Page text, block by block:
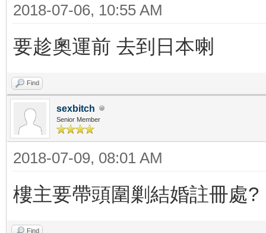
2018-07-06, 10:55 AM
要趁奧運前 去到日本喇
Find
sexbitch
Senior Member
2018-07-09, 08:01 AM
樓主要帶頭圍剿結婚註冊處?
Find